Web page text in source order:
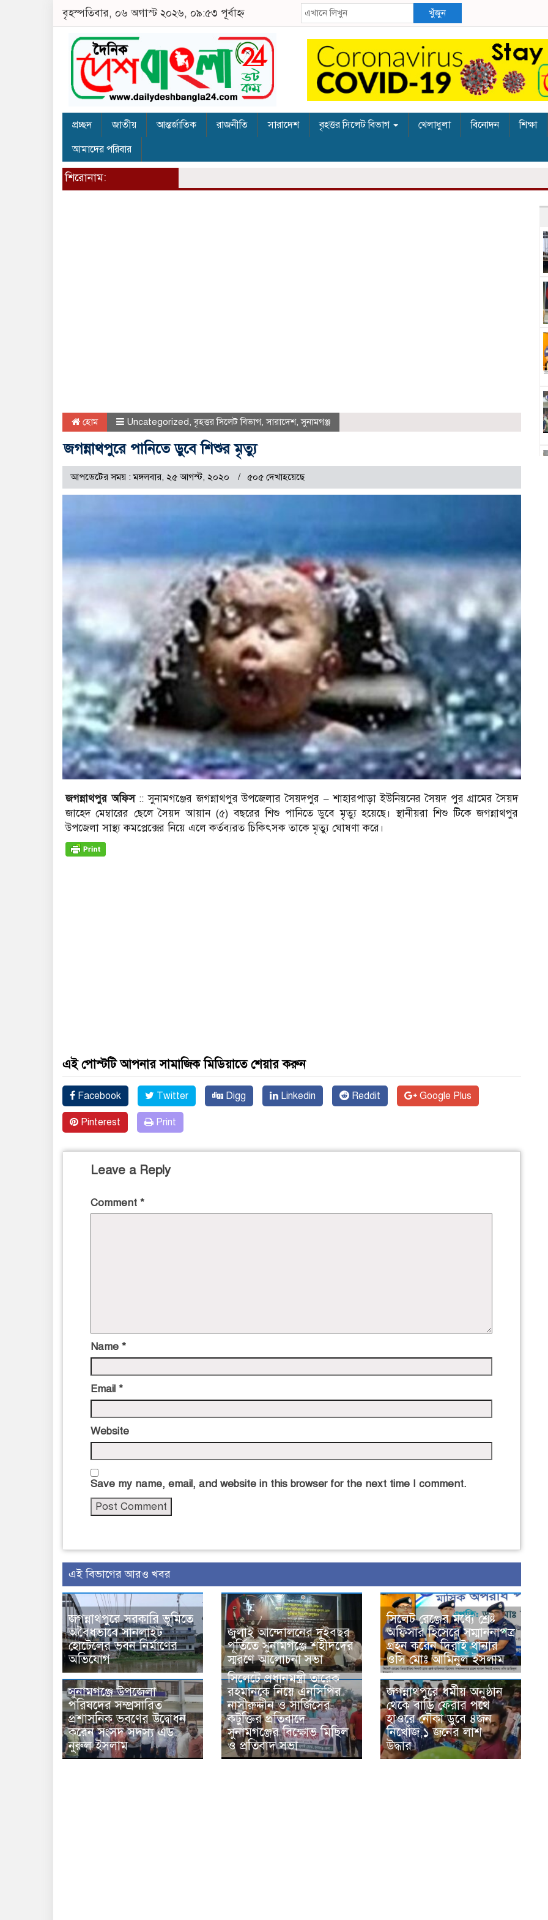
বৃহস্পতিবার, ০৬ অগাস্ট ২০২৬, ০৯:৫৩ পূর্বাহ্ন খুঁজুন
প্রচ্ছদ জাতীয় আন্তর্জাতিক রাজনীতি সারাদেশ বৃহত্তর সিলেট বিভাগ খেলাধুলা বিনোদন শিক্ষা
আমাদের পরিবার
শিরোনাম:
হোম Uncategorized,বৃহত্তর সিলেট বিভাগ,সারাদেশ,সুনামগঞ্জ
জগন্নাথপুরে পানিতে ডুবে শিশুর মৃত্যু
আপডেটের সময় : মঙ্গলবার, ২৫ আগস্ট, ২০২০ ৫০৫ দেখাহয়েছে
জগন্নাথপুর অফিস:: সুনামগঞ্জের জগন্নাথপুর উপজেলার সৈয়দপুর – শাহারপাড়া ইউনিয়নের সৈয়দ পুর গ্রামের সৈয়দ
জাহেদ মেম্বারের ছেলে সৈয়দ আয়ান (৫) বছরের শিশু পানিতে ডুবে মৃত্যু হয়েছে। স্থানীয়রা শিশু টিকে জগন্নাথপুর
উপজেলা সাস্থ্য কমপ্লেক্সের নিয়ে এলে কর্তব‍্যরত চিকিৎসক তাকে মৃত্যু ঘোষণা করে।
এই পোস্টটি আপনার সামাজিক মিডিয়াতে শেয়ার করুন
Facebook Twitter Digg Linkedin Reddit Google Plus
Pinterest Print
Leave a Reply
Comment *
Name *
Email *
Website
Save my name, email, and website in this browser for the next time I comment.
এই বিভাগের আরও খবর
জগন্নাথপুরে সরকারি ভূমিতে
অবৈধভাবে সানলাইট
হোটেলের ভবন নির্মাণের
অভিযোগ
জুলাই আন্দোলনের দুইবছর
পূর্তিতে সুনামগঞ্জে শহীদদের
স্মরণে আলোচনা সভা
সিলেট রেঞ্জের মধ্যে শ্রেষ্ট
অফিসার হিসেবে সম্মাননাপত্র
গ্রহন করেন দিরাই থানার
ওসি মোঃ আমিনুল ইসলাম
সুনামগঞ্জে উপজেলা
পরিষদের সম্প্রসারিত
প্রশাসনিক ভবণের উদ্বোধন
করেন সংসদ সদস্য এড.
নুরুল ইসলাম
সিলেটে প্রধানমন্ত্রী তারেক
রহমানকে নিয়ে এনসিপির
নাসীরুদ্দীন ও সার্জিসের
কটুক্তির প্রতিবাদে
সুনামগঞ্জের বিক্ষোভ মিছিল
ও প্রতিবাদ সভা
জগন্নাথপুরে ধর্মীয় অনুষ্ঠান
থেকে বাড়ি ফেরার পথে
হাওরে নৌকা ডুবে ৪জন
নিখোঁজ,১ জনের লাশ
উদ্ধার।